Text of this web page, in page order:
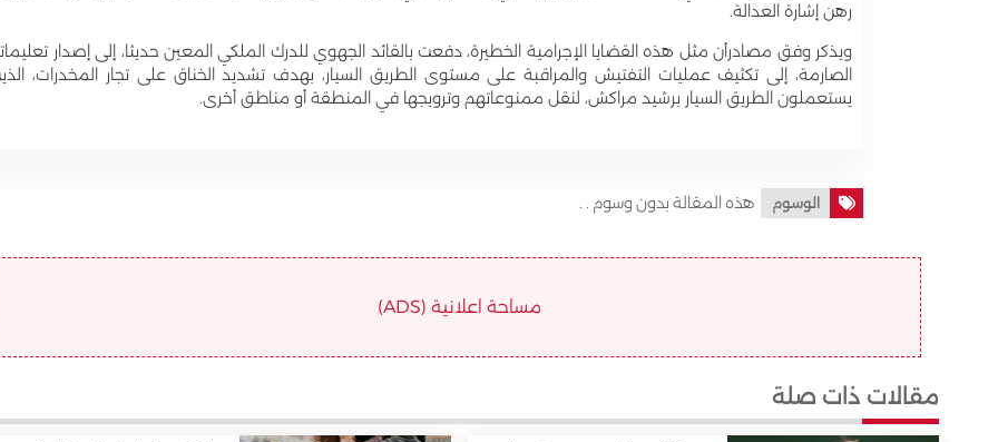
رهن إشارة العدالة.
ويذكر وفق مصادرأن مثل هذه القضايا الإجرامية الخطيرة، دفعت بالقائد الجهوي للدرك الملكي المعين حديثا، إلى إصدار
الصارمة، إلى تكثيف عمليات التفتيش والمراقبة على مستوى الطريق السيار، بهدف تشديد الخناق على تجار المخدرات،
يستعملون الطريق السيار برشيد مراكش، لنقل ممنوعاتهم وترويجها في المنطقة أو مناطق أخرى.
الوسوم هذه المقالة بدون وسوم . .
مساحة اعلانية (ADS)
مقالات ذات صلة